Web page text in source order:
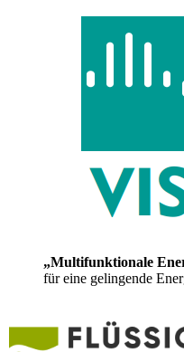
„Multifunktionale
für eine gelingende